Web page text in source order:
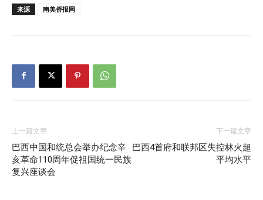
来源 南美侨报网
上一篇文章
巴西中国和统总会举办纪念辛
亥革命110周年促祖国统一民族
复兴座谈会
下一篇文章
巴西4首府和联邦区失控林火超
平均水平